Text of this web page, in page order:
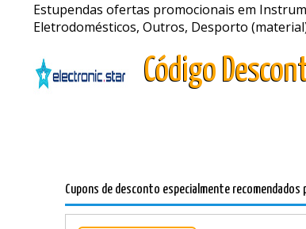
Estupendas ofertas promocionais em
Eletrodomésticos, Outros, Desporto
Código
Cupons de desconto especialmente